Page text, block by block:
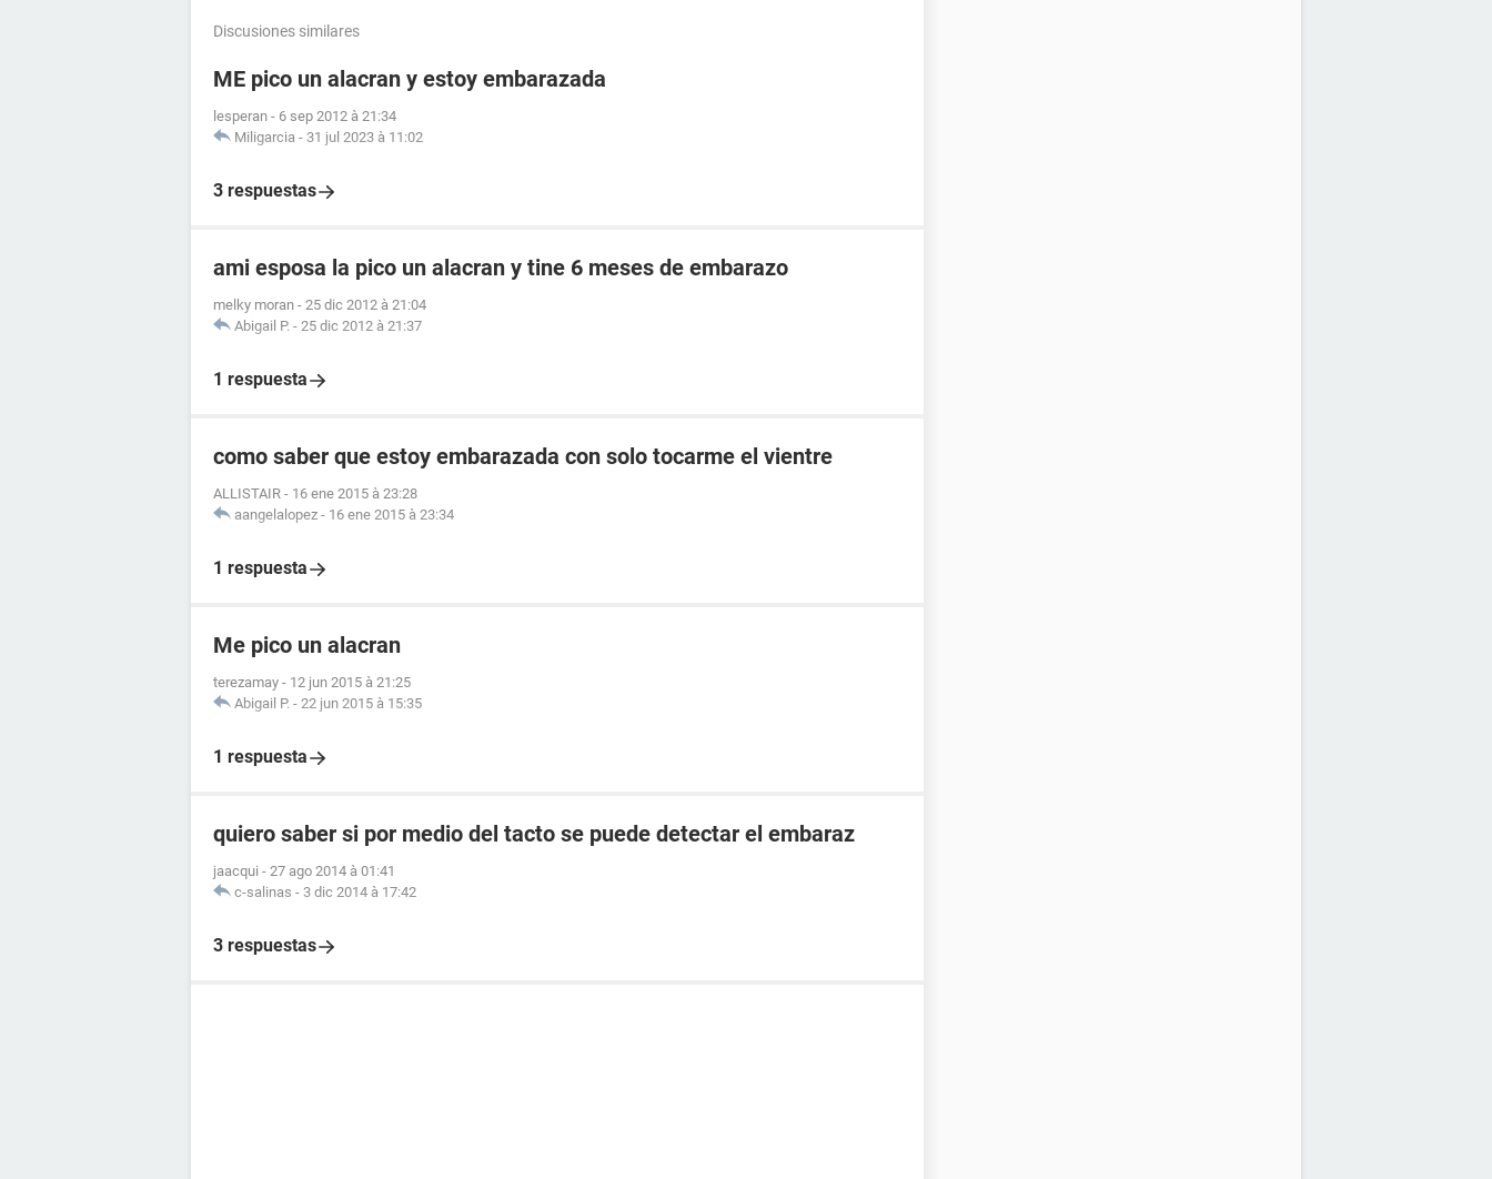
Discusiones similares
ME pico un alacran y estoy embarazada
lesperan - 6 sep 2012 à 21:34
Miligarcia - 31 jul 2023 à 11:02
3 respuestas
ami esposa la pico un alacran y tine 6 meses de embarazo
melky moran - 25 dic 2012 à 21:04
Abigail P. - 25 dic 2012 à 21:37
1 respuesta
como saber que estoy embarazada con solo tocarme el vientre
ALLISTAIR - 16 ene 2015 à 23:28
aangelalopez - 16 ene 2015 à 23:34
1 respuesta
Me pico un alacran
terezamay - 12 jun 2015 à 21:25
Abigail P. - 22 jun 2015 à 15:35
1 respuesta
quiero saber si por medio del tacto se puede detectar el embaraz
jaacqui - 27 ago 2014 à 01:41
c-salinas - 3 dic 2014 à 17:42
3 respuestas